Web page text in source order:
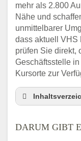
mehr als 2.800
Nähe und
unmittelbarer
dass aktuell VHS
prüfen Sie direkt,
Geschäftsstelle
Kursorte zur
3 schnelle
DARUM GIBT